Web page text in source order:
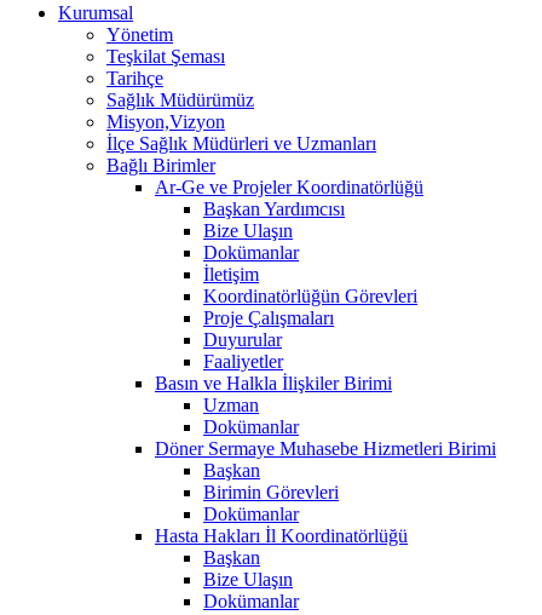
Kurumsal
Yönetim
Teşkilat Şeması
Tarihçe
Sağlık Müdürümüz
Misyon,Vizyon
İlçe Sağlık Müdürleri ve Uzmanları
Bağlı Birimler
Ar-Ge ve Projeler Koordinatörlüğü
Başkan Yardımcısı
Bize Ulaşın
Dokümanlar
İletişim
Koordinatörlüğün Görevleri
Proje Çalışmaları
Duyurular
Faaliyetler
Basın ve Halkla İlişkiler Birimi
Uzman
Dokümanlar
Döner Sermaye Muhasebe Hizmetleri Birimi
Başkan
Birimin Görevleri
Dokümanlar
Hasta Hakları İl Koordinatörlüğü
Başkan
Bize Ulaşın
Dokümanlar